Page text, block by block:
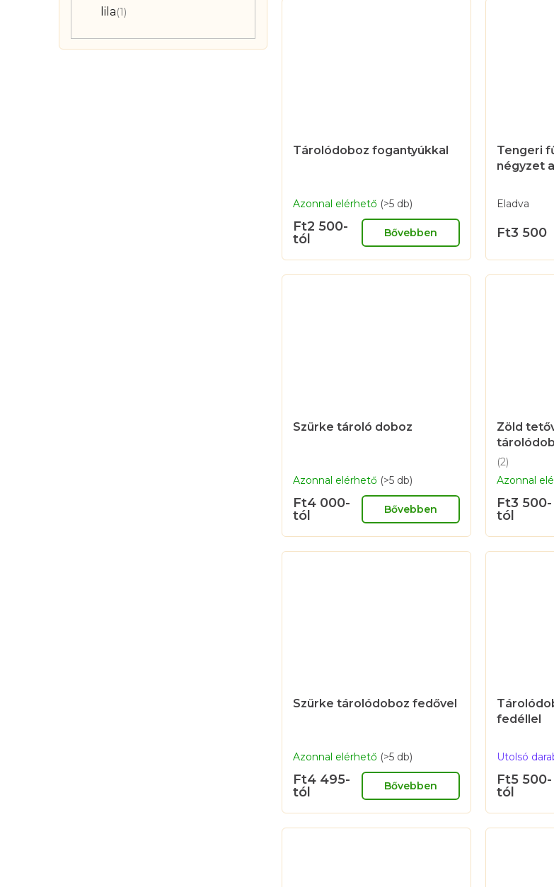
lila 1
Tárolódoboz fogantyúkkal
Azonnal elérhető (>5 db)
Ft2 500-
tól
Bővebben
Tengeri
négyzet
Eladva
Ft3 500
Szürke tároló doboz
Azonnal elérhető (>5 db)
Ft4 000-
tól
Bővebben
Zöld
A
termék
átlagos
értékelése
5-
ből
5,0
(2)
Azonnal
Ft3 500-
tól
Szürke tárolódoboz fedővel
Azonnal elérhető (>5 db)
Ft4 495-
tól
Bővebben
fedéllel
Utolsó
Ft5 500-
tól